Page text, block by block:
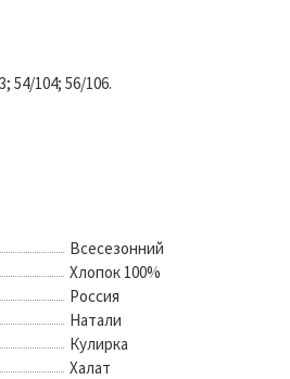
54/104; 56/106.
Всесезонний
Хлопок 100%
Россия
Натали
Кулирка
Халат